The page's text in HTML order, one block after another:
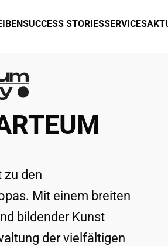
SUCCESS STORIESSERVICES
zu den
Mit einem breiten
bildender Kunst
der vielfältigen